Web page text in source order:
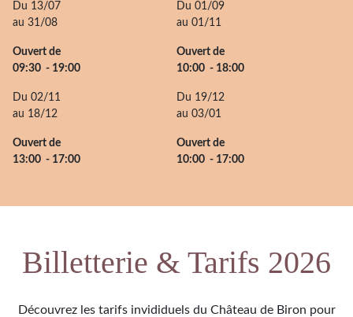
Du 13/07
au 31/08
Ouvert de
09:30 - 19:00
Du 01/09
au 01/11
Ouvert de
10:00 - 18:00
Du 02/11
au 18/12
Ouvert de
13:00 - 17:00
Du 19/12
au 03/01
Ouvert de
10:00 - 17:00
Billetterie & Tarifs 2026
Découvrez les tarifs invididuels du Château de Biron pour